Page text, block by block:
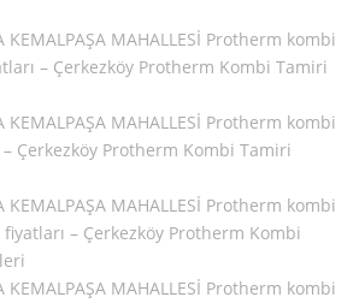
KEMALPAŞA MAHALLESİ Protherm kombi
– Çerkezköy Protherm Kombi Tamiri
KEMALPAŞA MAHALLESİ Protherm kombi
Çerkezköy Protherm Kombi Tamiri
KEMALPAŞA MAHALLESİ Protherm kombi
– Çerkezköy Protherm Kombi
KEMALPAŞA MAHALLESİ Protherm kombi